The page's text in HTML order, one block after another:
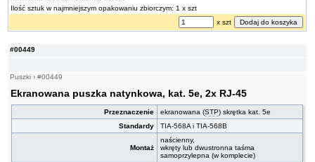
#00449
Puszki ›#00449
Ekranowana puszka natynkowa, kat. 5e, 2x RJ-45
Przeznaczenie ekranowana (STP) skrętka kat. 5e
Standardy
TIA-568A i TIA-568B
Montaż
naścienny,
wkręty lub dwustronna taśma
samoprzylepna (w komplecie)
Ilość sztuk w najmniejszym opakowaniu zbiorczym: 1 x szt
x szt